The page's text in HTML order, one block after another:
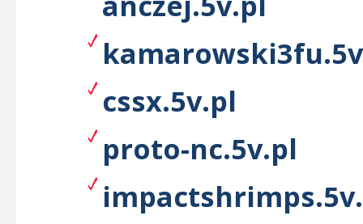
cssx.5v.pl
proto-nc.5v.pl